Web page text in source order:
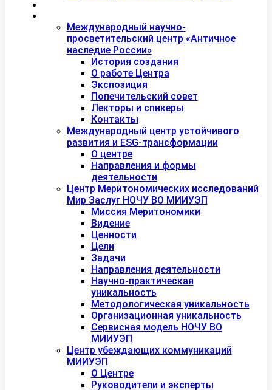
Международный научно-
просветительский центр «Античное
наследие России»
История создания
О работе Центра
Экспозиция
Попечительский совет
Лекторы и спикеры
Контакты
Международный центр устойчивого
развития и ESG-трансформации
О центре
Направления и формы
деятельности
Центр Меритономических исследований
Мир Заслуг НОЧУ ВО МИИУЭП
Миссия Меритономики
Видение
Ценности
Цели
Задачи
Направления деятельности
Научно-практическая
уникальность
Методологическая уникальность
Организационная уникальность
Сервисная модель НОЧУ ВО
МИИУЭП
Центр убеждающих коммуникаций
МИИУЭП
О Центре
Руководители и эксперты